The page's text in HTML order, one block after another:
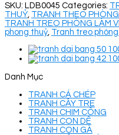
SKU: LDB0045 Categories:
THUỶ TRANH THEO PHÒNG
TRANH TREO PHÒNG LÀM
phong thuỷ Tranh treo
Danh Mục
TRANH CÁ CHÉP
TRANH CÂY TRE
TRANH CHIM CÔNG
TRANH CON DÊ
TRANH CON GÀ